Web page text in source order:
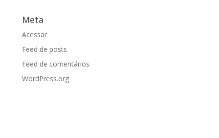
Meta
Acessar
Feed de posts
Feed de comentários
WordPress.org